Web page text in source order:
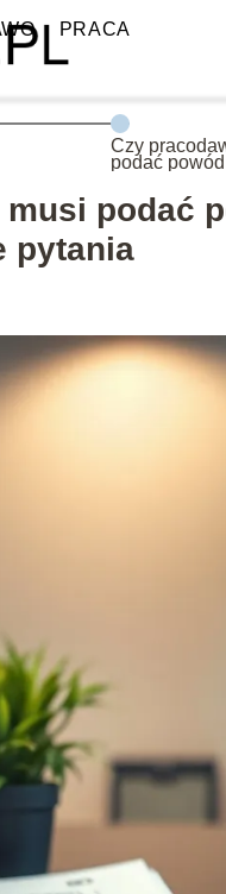
PRACA
Czy
podać
podać
pytania